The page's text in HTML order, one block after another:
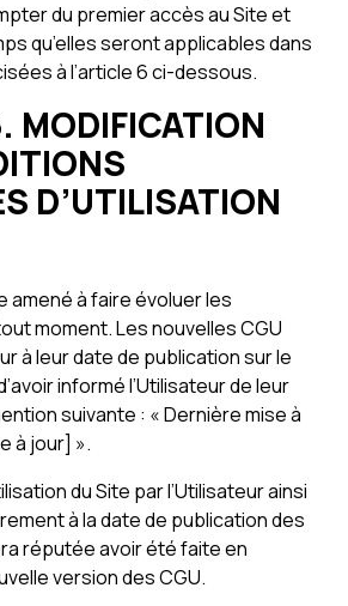
du premier accès au Site et
qu’elles seront applicables dans
à l’article 6 ci-dessous.
MODIFICATION
D’UTILISATION
amené à faire évoluer les
moment. Les nouvelles CGU
à leur date de publication sur le
informé l’Utilisateur de leur
suivante : « Dernière mise à
à jour] ».
du Site par l’Utilisateur ainsi
à la date de publication des
réputée avoir été faite en
version des CGU.